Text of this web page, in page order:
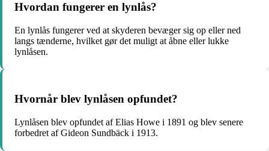
Hvordan fungerer en lynlås?
En lynlås fungerer ved at skyderen bevæger sig op eller ned
langs tænderne, hvilket gør det muligt at åbne eller lukke
lynlåsen.
Hvornår blev lynlåsen opfundet?
Lynlåsen blev opfundet af Elias Howe i 1891 og blev senere
forbedret af Gideon Sundbäck i 1913.